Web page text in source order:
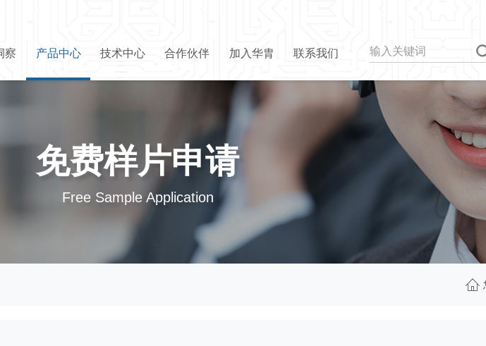
察 产品中心 技术中心 合作伙伴 加入华胄 联系我们
免费样片申请
Free Sample Application